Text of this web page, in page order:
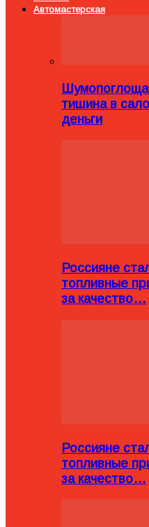
Автомастерская
тишина в
деньги
Россияне
топливные
за качество…
Россияне
топливные
за качество…